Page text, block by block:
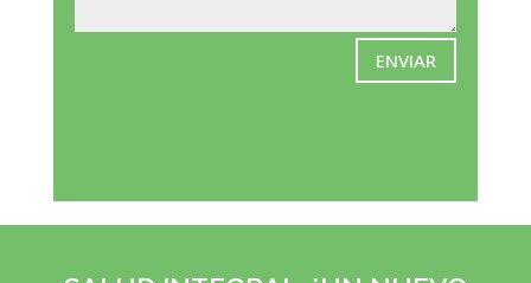
ENVIAR